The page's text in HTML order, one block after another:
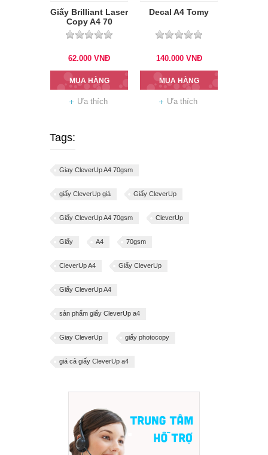
Giấy Brilliant Laser
Copy A4 70
62.000 VNĐ
MUA HÀNG
Ưa thích
Decal A4 Tomy
140.000 VNĐ
MUA HÀNG
Ưa thích
Tags:
Giay CleverUp A4 70gsm
giấy CleverUp giá Giấy CleverUp
Giấy CleverUp A4 70gsm CleverUp
Giấy A4 70gsm
CleverUp A4 Giấy CleverUp
Giấy CleverUp A4
sản phẩm giấy CleverUp a4
Giay CleverUp giấy photocopy
giá cả giấy CleverUp a4